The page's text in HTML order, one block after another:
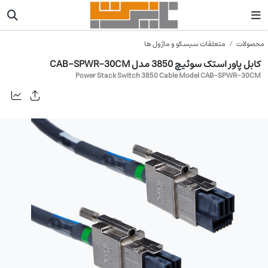
محصولات متعلقات سیسکو و ماژول ها
کابل پاور استک سوئیچ 3850 مدل CAB-SPWR-30CM
Power Stack Switch 3850 Cable Model CAB-SPWR-30CM